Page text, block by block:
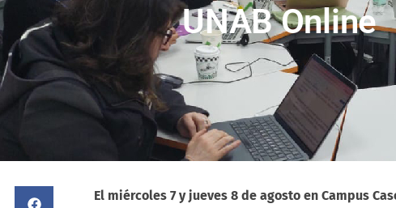
UNAB Online
El miércoles 7 y jueves 8 de agosto en Campus